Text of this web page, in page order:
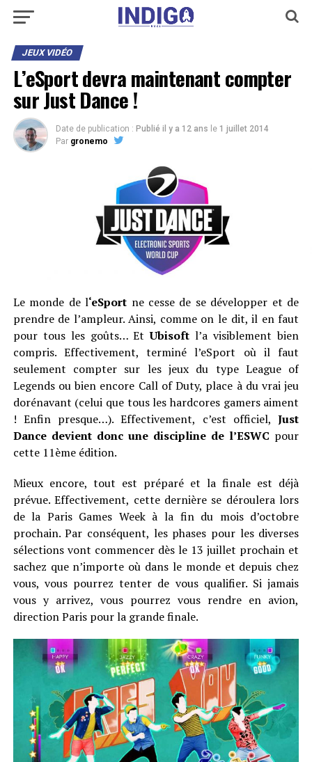
JEUX VIDÉO
L’eSport devra maintenant compter
sur Just Dance !
Date de publication : Publié il y a 12 ans le 1 juillet 2014
Par gronemo
Le monde de l‘eSport ne cesse de se développer et de
prendre de l’ampleur. Ainsi, comme on le dit, il en faut
pour tous les goûts… EtUbisoft l’a visiblement bien
compris. Effectivement, terminé l’eSport où il faut
seulement compter sur les jeux du type League of
Legends ou bien encore Call of Duty, place à du vrai jeu
dorénavant (celui que tous les hardcores gamers aiment
! Enfin presque…). Effectivement, c’est officiel,Just
Dance devient donc une discipline de l’ESWC pour
cette 11ème édition.
Mieux encore, tout est préparé et la finale est déjà
prévue. Effectivement, cette dernière se déroulera lors
de la Paris Games Week à la fin du mois d’octobre
prochain. Par conséquent, les phases pour les diverses
sélections vont commencer dès le 13 juillet prochain et
sachez que n’importe où dans le monde et depuis chez
vous, vous pourrez tenter de vous qualifier. Si jamais
vous y arrivez, vous pourrez vous rendre en avion,
direction Paris pour la grande finale.